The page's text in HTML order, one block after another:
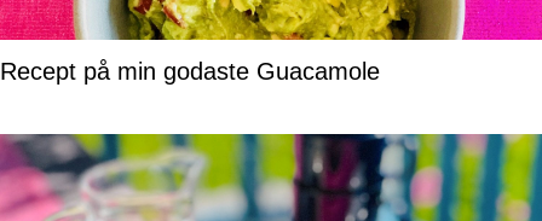
Recept på min godaste Guacamole